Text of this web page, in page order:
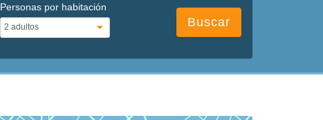
Personas por habitación
Buscar